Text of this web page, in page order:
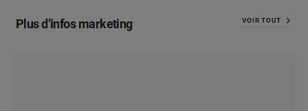
Plus d’infos marketing VOIR TOUT